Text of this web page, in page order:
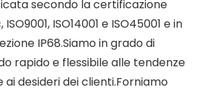
secondo la certificazione
ISO14001 e ISO45001 e in
IP68.Siamo in grado di
rapido e flessibile alle tendenze
desideri dei clienti.Forniamo